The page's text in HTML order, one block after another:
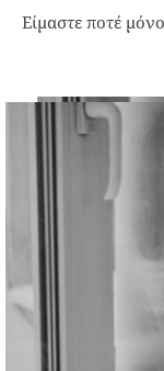
Είμαστε ποτέ